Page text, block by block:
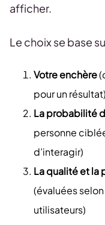
afficher.
Le choix se base
Votre enchère
pour un résultat)
La probabilité
personne
d’interagir)
La qualité et la
(évaluées
utilisateurs)